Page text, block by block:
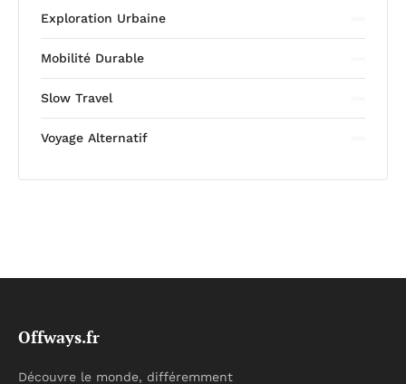
Exploration Urbaine
Mobilité Durable
Slow Travel
Voyage Alternatif
Offways.fr
Découvre le monde, différemment